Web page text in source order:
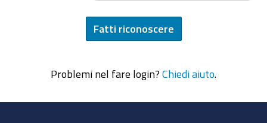
Problemi nel fare login? Chiedi aiuto